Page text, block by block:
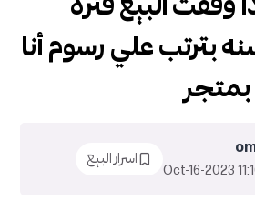
بترتب علي رسوم أنا
11:16 2023-
اسرار البيع